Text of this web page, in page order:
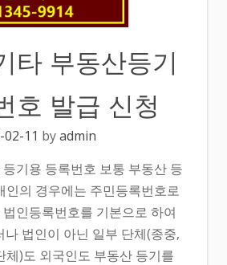
타 부동산등기
호 발급 신청
02-11 byadmin
기용 등록번호 보통 부동산 등
인의 경우에는 주민등록번호로
인등록번호를 기본으로 하여
나 법인이 아닌 일부 단체(종중,
체)도 외국인도 부동산 등기를